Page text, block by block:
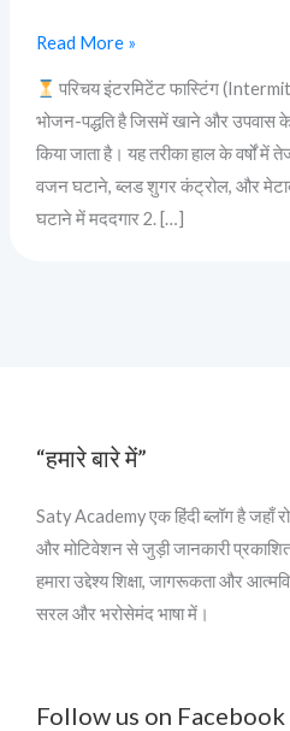
Read More »
परिचय इंटरमिटेंट फास्टिंग
भोजन-पद्धति है जिसमें खाने और उपवास
किया जाता है। यह तरीका हाल के वर्षों
वजन घटाने, ब्लड शुगर कंट्रोल, और
घटाने में मददगार 2. […]
“हमारे बारे में”
Saty Academy एक हिंदी ब्लॉग है जहाँ
और मोटिवेशन से जुड़ी जानकारी
हमारा उद्देश्य शिक्षा, जागरूकता और
सरल और भरोसेमंद भाषा में।
Follow us on Facebook